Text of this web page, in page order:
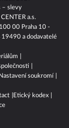
a.s.
00 Praha 10 -
19490 a dodavatelé
Nastavení soukromí
Etický kodex
– slevy